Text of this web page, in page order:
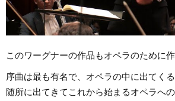
このワーグナーの作品もオペラのために作
序曲は最も有名で、オペラの中に出てく
随所に出てきてこれから始まるオペラへの